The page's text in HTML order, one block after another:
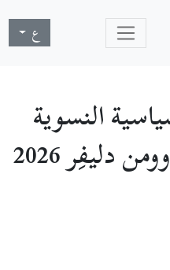
ع
النسوية
دليفِر 2026